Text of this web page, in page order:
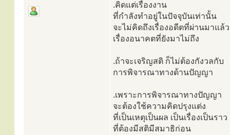
.คิดแต่เรื่องงาน
ที่กำลังทำอยู่ในปัจจุบันเท่านั้น
จะไม่คิดถึงเรื่องอดีตที่ผ่านมาแล้ว
เรื่องอนาคตที่ยังมาไม่ถึง
.ถ้าจะเจริญสติ ก็ไม่ต้องกังวลกับ
การพิจารณาทางด้านปัญญา
.เพราะการพิจารณาทางปัญญา
จะต้องใช้ความคิดปรุงแต่ง
ที่เป็นเหตุเป็นผล เป็นเรื่องเป็นราว
ที่ต้องมีสติมีสมาธิก่อน